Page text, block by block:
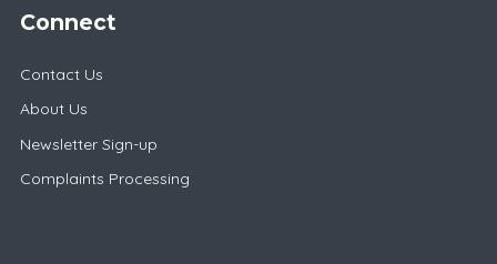
Connect
Contact Us
About Us
Newsletter Sign-up
Complaints Processing